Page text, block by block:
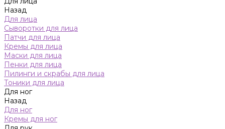
Назад
Для лица
Сыворотки для лица
Патчи для лица
Кремы для лица
Маски для лица
Пенки для лица
Пилинги и скрабы для лица
Тоники для лица
Для ног
Назад
Для ног
Кремы для ног